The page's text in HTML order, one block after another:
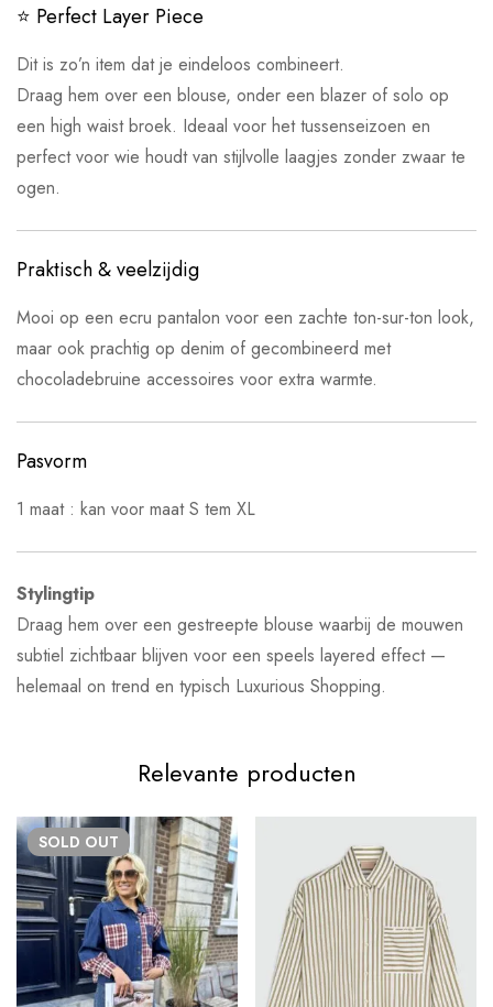
⭐ Perfect Layer Piece
Dit is zo’n item dat je eindeloos combineert.
Draag hem over een blouse, onder een blazer of solo op
een high waist broek. Ideaal voor het tussenseizoen en
perfect voor wie houdt van stijlvolle laagjes zonder zwaar te
ogen.
Praktisch & veelzijdig
Mooi op een ecru pantalon voor een zachte ton-sur-ton look,
maar ook prachtig op denim of gecombineerd met
chocoladebruine accessoires voor extra warmte.
Pasvorm
1 maat : kan voor maat S tem XL
Stylingtip
Draag hem over een gestreepte blouse waarbij de mouwen
subtiel zichtbaar blijven voor een speels layered effect —
helemaal on trend en typisch Luxurious Shopping.
Relevante producten
SOLD OUT